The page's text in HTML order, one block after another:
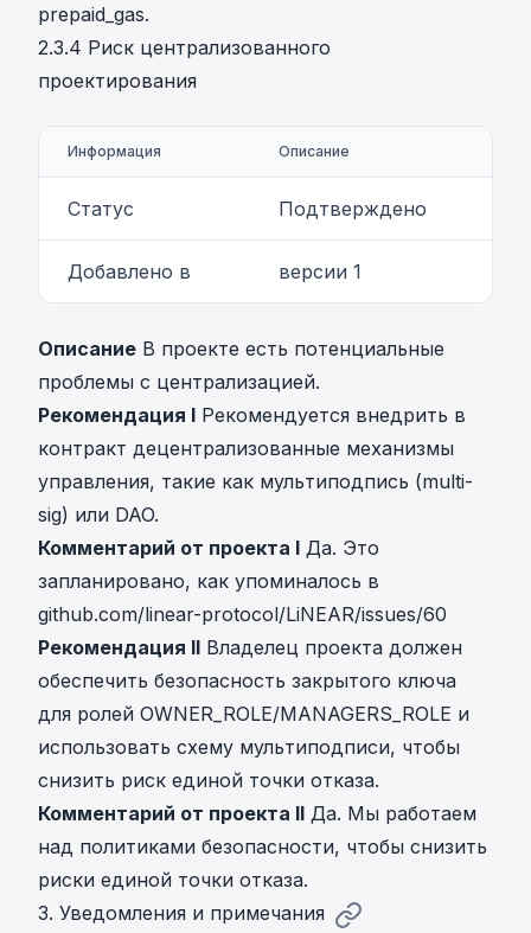
prepaid_gas.
2.3.4 Риск централизованного
проектирования
Информация Описание
Статус Подтверждено
Добавлено в версии 1
Описание В проекте есть потенциальные
проблемы с централизацией.
Рекомендация I Рекомендуется внедрить в
контракт децентрализованные механизмы
управления, такие как мультиподпись (multi-
sig) или DAO.
Комментарий от проекта I Да. Это
запланировано, как упоминалось в
github.com/linear-protocol/LiNEAR/issues/60
Рекомендация II Владелец проекта должен
обеспечить безопасность закрытого ключа
для ролей OWNER_ROLE/MANAGERS_ROLE и
использовать схему мультиподписи, чтобы
снизить риск единой точки отказа.
Комментарий от проекта II Да. Мы работаем
над политиками безопасности, чтобы снизить
риски единой точки отказа.
3. Уведомления и примечания